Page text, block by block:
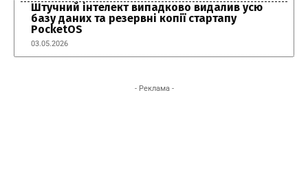
Штучний інтелект випадково видалив усю
базу даних та резервні копії стартапу
PocketOS
03.05.2026
- Реклама -